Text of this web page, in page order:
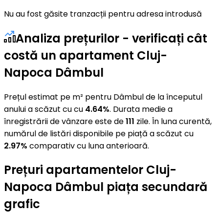
Nu au fost găsite tranzacții pentru adresa introdusă
Analiza prețurilor - verificați cât
costă un apartament Cluj-
Napoca Dâmbul
Prețul estimat pe m² pentru Dâmbul de la începutul
anului a scăzut cu cu 4.64%. Durata medie a
înregistrării de vânzare este de111 zile. În luna curentă,
numărul de listări disponibile pe piață a scăzut cu
2.97% comparativ cu luna anterioară.
Prețuri apartamentelor Cluj-
Napoca Dâmbul piața secundară
grafic